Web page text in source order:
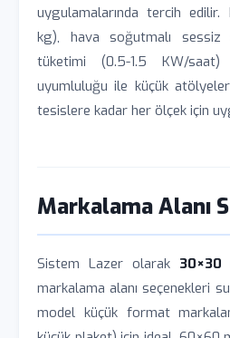
uygulamalarında tercih
kg), hava soğutmalı sessiz
tüketimi (0.5-1.5 KW/saat)
uyumluluğu ile küçük
tesislere kadar her ölçek için
Markalama Alanı
Sistem Lazer olarak
markalama alanı seçenekleri
model küçük format